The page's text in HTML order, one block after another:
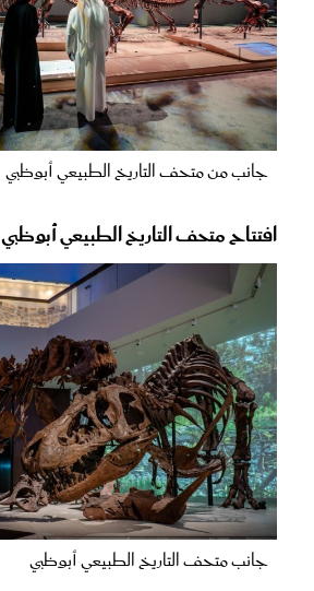
جانب من متحف التاريخ الطبيعي أبوظبي
افتتاح متحف التاريخ الطبيعي أبوظبي
جانب متحف التاريخ الطبيعي أبوظبي